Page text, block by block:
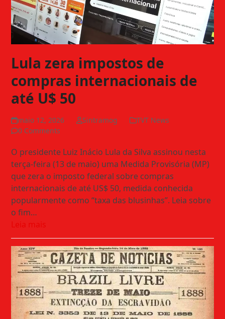
Lula zera impostos de
compras internacionais de
até U$ 50
maio 12, 2026 Sintramog
TVT News
0 Comments
O presidente Luiz Inácio Lula da Silva assinou nesta
terça-feira (13 de maio) uma Medida Provisória (MP)
que zera o imposto federal sobre compras
internacionais de até US$ 50, medida conhecida
popularmente como “taxa das blusinhas”. Leia sobre
o fim…
Leia mais